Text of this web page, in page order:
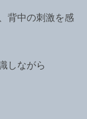
背中の刺激を感
しながら